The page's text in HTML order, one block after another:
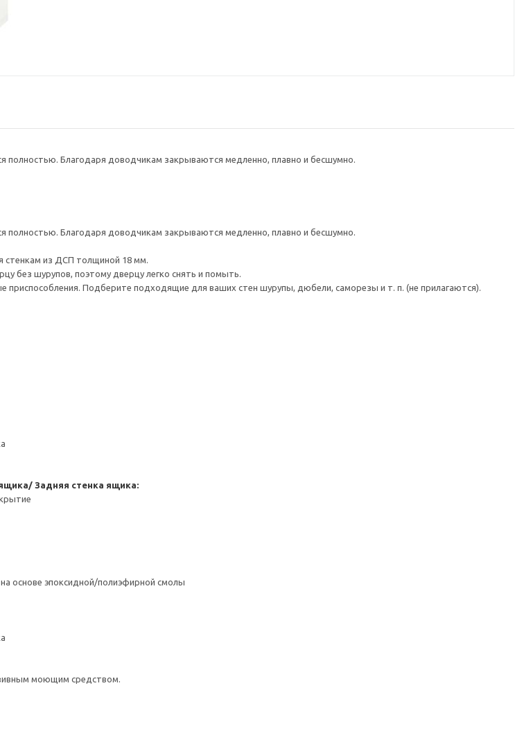
Благодаря доводчикам закрываются медленно, плавно и бесшумно.
Благодаря доводчикам закрываются медленно, плавно и бесшумно.
стенкам из ДСП толщиной 18 мм.
без шурупов, поэтому дверцу легко снять и помыть.
приспособления. Подберите подходящие для ваших стен шурупы, дюбели, саморезы и т. п. (не прилагаются).
Задняя стенка ящика:
основе эпоксидной/полиэфирной смолы
моющим средством.